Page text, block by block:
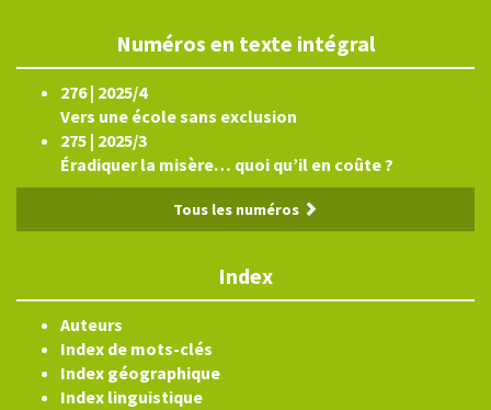
Numéros en texte intégral
276 | 2025/4
Vers une école sans exclusion
275 | 2025/3
Éradiquer la misère… quoi qu’il en coûte ?
Tous les numéros
Index
Auteurs
Index de mots-clés
Index géographique
Index linguistique